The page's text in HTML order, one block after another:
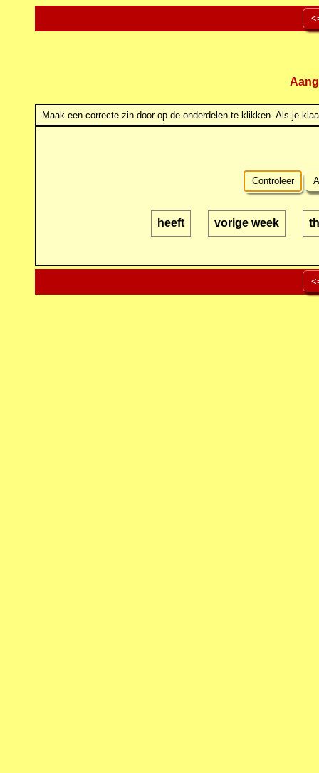
Maak een correcte zin door op de onderdelen te klikken. Als je
Controleer
heeft vorige week